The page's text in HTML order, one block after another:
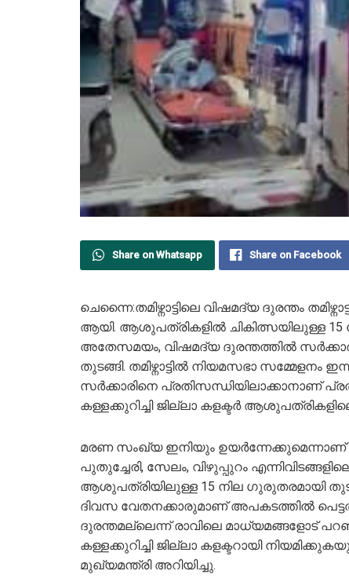
Share on Whatsapp Share on Facebook
ചെന്നൈ:തമിഴ്നാട്ടിലെ വിഷമദ്യ ദുരന്തം
ആയി. ആശുപത്രികളില്‍ ചികിത്സയിലുള്ള
അതേസമയം, വിഷമദ്യ ദുരന്തത്തിൽ
തുടങ്ങി. തമിഴ്നാട്ടില്‍ നിയമസഭാ സമ്മേളനം
സർക്കാരിനെ പ്രതിസന്ധിയിലാക്കാനാണ്
കള്ളക്കുറിച്ചി ജില്ലാ കളക്ടര്‍
മരണ സംഖ്യ ഇനിയും ഉയര്‍ന്നേക്കുമെന്നാണ്
പുതുച്ചേരി, സേലം, വിഴുപ്പുറം
ആശുപത്രിയിലുള്ള 15 നില ​ഗുരുതരമായി
ദിവസ വേതനക്കാരുമാണ് അപകടത്തിൽ
ദുരന്തമല്ലെന്ന് രാവിലെ മാധ്യമങ്ങളോട്
കള്ളക്കുറിച്ചി ജില്ലാ കളക്ടറായി
മുഖ്യമന്ത്രി അറിയിച്ചു.